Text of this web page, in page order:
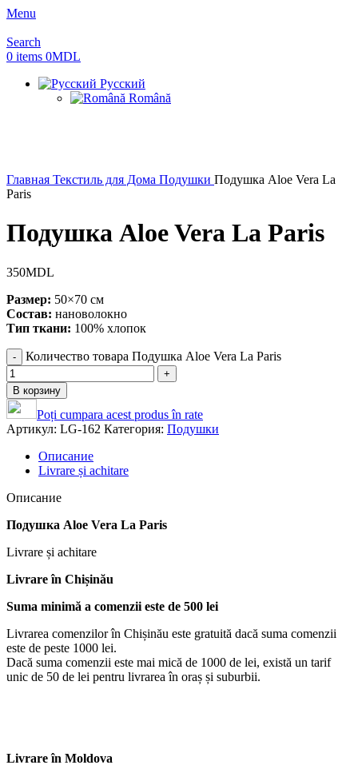
Menu
Search
0 items 0MDL
Русский
Română
Главная Текстиль для Дома Подушки Подушка Aloe Vera La
Paris
Подушка Aloe Vera La Paris
350MDL
Размер: 50×70 см
Состав: нановолокно
Тип ткани: 100% хлопок
Количество товара Подушка Aloe Vera La Paris
В корзину
Poți cumpara acest produs în rate
Артикул: LG-162 Категория: Подушки
Описание
Livrare și achitare
Описание
Подушка Aloe Vera La Paris
Livrare și achitare
Livrareîn Chișinău
Suma minimă a comenzii este de 500 lei
Livrarea comenzilor în Chișinău este gratuită dacă suma comenzii
este de peste 1000 lei.
Dacă suma comenzii este mai mică de 1000 de lei, există un tarif
unic de 50 de lei pentru livrarea în oraș și suburbii.
Livrare în Moldova